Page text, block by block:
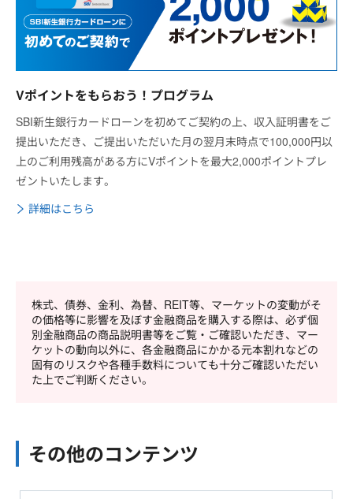
Vポイントをもらおう！プログラム
SBI新生銀行カードローンを初めてご契約の上、収入証明書をご
提出いただき、ご提出いただいた月の翌月末時点で100,000円以
上のご利用残高がある方にVポイントを最大2,000ポイントプレ
ゼントいたします。
詳細はこちら
株式、債券、金利、為替、REIT等、マーケットの変動がそ
の価格等に影響を及ぼす金融商品を購入する際は、必ず個
別金融商品の商品説明書等をご覧・ご確認いただき、マー
ケットの動向以外に、各金融商品にかかる元本割れなどの
固有のリスクや各種手数料についても十分ご確認いただい
た上でご判断ください。
その他のコンテンツ